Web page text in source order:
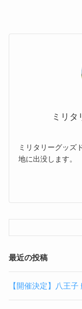
ミリタ
ミリタリーグッズ
地に出没します。
最近の投稿
【開催決定】八王